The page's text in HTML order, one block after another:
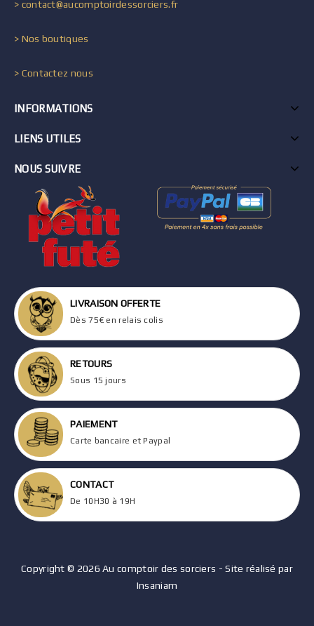
> contact@aucomptoirdessorciers.fr
> Nos boutiques
> Contactez nous
INFORMATIONS
LIENS UTILES
NOUS SUIVRE
LIVRAISON OFFERTE
Dès 75€ en relais colis
RETOURS
Sous 15 jours
PAIEMENT
Carte bancaire et Paypal
CONTACT
De 10H30 à 19H
Copyright © 2026 Au comptoir des sorciers - Site réalisé par
Insaniam